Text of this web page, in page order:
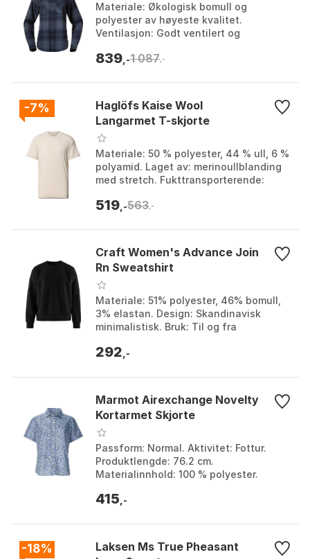
Materiale: Økologisk bomull og
polyester av høyeste kvalitet.
Ventilasjon: Godt ventilert og
Passform: Avslappet passfor...
839 ,-1 087 ,-
-7%
Haglöfs Kaise Wool
Langarmet T-skjorte
Materiale: 50 % polyester, 44 % ull, 6 %
polyamid. Laget av: merinoullblanding
med stretch. Fukttransporterende:
egenskaper. Søm: ...
519 ,-563 ,-
Craft Women's Advance Join
Rn Sweatshirt
Materiale: 51% polyester, 46% bomull,
3% elastan. Design: Skandinavisk
minimalistisk. Bruk: Til og fra
hjemme. Farge: Gråmelange. ...
292 ,-
Marmot Airexchange Novelty
Kortarmet Skjorte
Passform: Normal. Aktivitet: Fottur.
Produktlengde: 76.2 cm.
Materialinnhold: 100 % polyester.
thunderhead, Pearl, Thunderhead...
415 ,-
-18%
Laksen Ms True Pheasant